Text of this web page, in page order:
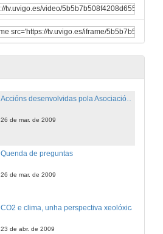
12 de mar. de 2009
Quenda de preguntas
Accións desenvolvidas pola Asociación de Oceanógrafos de Galicia
26 de mar. de 2009
Quenda de preguntas
26 de mar. de 2009
CO2 e clima, unha perspectiva xeolóxica
23 de abr. de 2009